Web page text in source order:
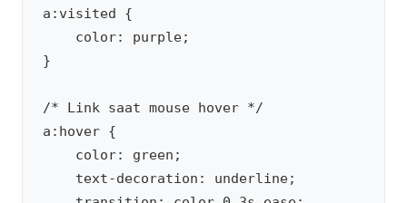
a:visited {
}
/* Link saat mouse hover */
a:hover {